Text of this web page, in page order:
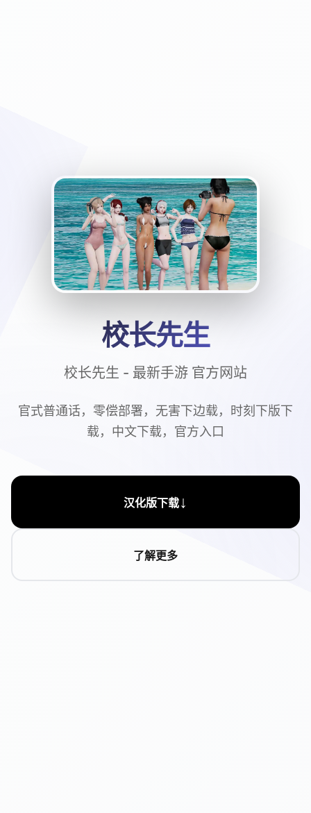
校长先生
校长先生 - 最新手游 官方网站
官式普通话，零偿部署，无害下边载，时刻下版下
载，中文下载，官方入口
汉化版下载↓
了解更多